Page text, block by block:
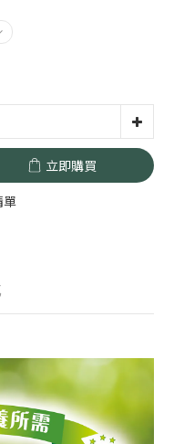
立即購買
單